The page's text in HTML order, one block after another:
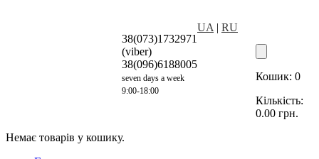
38(073)1732971
(viber)
38(096)6188005
seven days a week
9:00-18:00
UA | RU
Кошик: 0
Кількість:
0.00 грн.
Немає товарів у кошику.